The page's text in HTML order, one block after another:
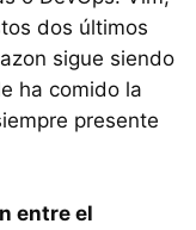
dos últimos
sigue siendo
ha comido la
presente
entre el